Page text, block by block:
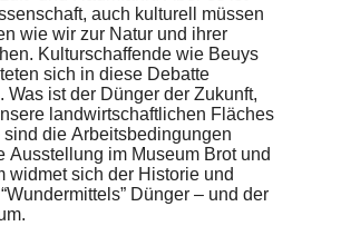
auch kulturell müssen
wie wir zur Natur und ihrer
Kulturschaffende wie Beuys
sich in diese Debatte
Was ist der Dünger der Zukunft,
landwirtschaftlichen Fläches
die Arbeitsbedingungen
Ausstellung im Museum Brot und
widmet sich der Historie und
Dünger – und der